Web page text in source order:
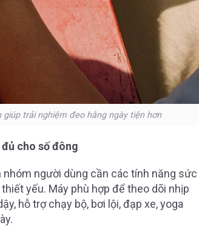
trải nghiệm đeo hằng ngày tiện hơn
cho số đông
nhóm người dùng cần các tính năng sức
yếu. Máy phù hợp để theo dõi nhịp
hỗ trợ chạy bộ, bơi lội, đạp xe, yoga